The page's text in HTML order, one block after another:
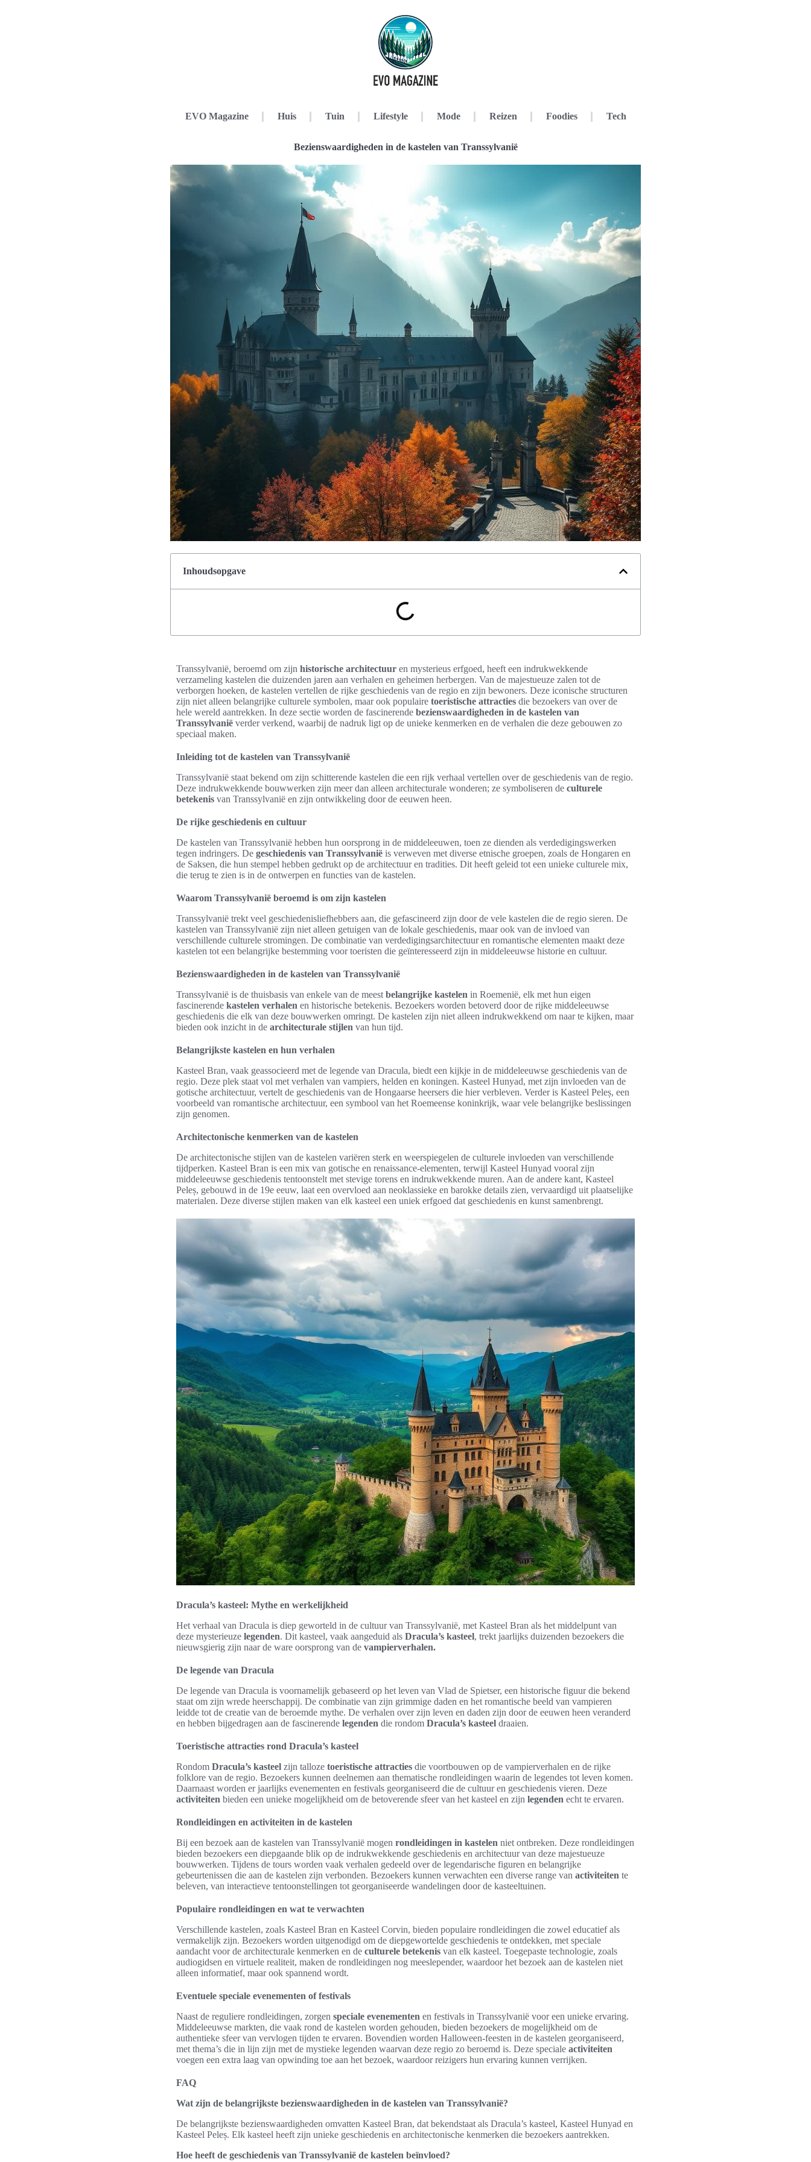
EVO Magazine Huis Tuin Lifestyle Mode Reizen Foodies Tech
Bezienswaardigheden in de kastelen van Transsylvanië
Inhoudsopgave
Transsylvanië, beroemd om zijn historische architectuur en mysterieus erfgoed, heeft een indrukwekkende
verzameling kastelen die duizenden jaren aan verhalen en geheimen herbergen. Van de majestueuze zalen tot de
verborgen hoeken, de kastelen vertellen de rijke geschiedenis van de regio en zijn bewoners. Deze iconische structuren
zijn niet alleen belangrijke culturele symbolen, maar ook populaire toeristische attracties die bezoekers van over de
hele wereld aantrekken. In deze sectie worden de fascinerende bezienswaardigheden in de kastelen van
Transsylvanië verder verkend, waarbij de nadruk ligt op de unieke kenmerken en de verhalen die deze gebouwen zo
speciaal maken.
Inleiding tot de kastelen van Transsylvanië
Transsylvanië staat bekend om zijn schitterende kastelen die een rijk verhaal vertellen over de geschiedenis van de regio.
Deze indrukwekkende bouwwerken zijn meer dan alleen architecturale wonderen; ze symboliseren de culturele
betekenis van Transsylvanië en zijn ontwikkeling door de eeuwen heen.
De rijke geschiedenis en cultuur
De kastelen van Transsylvanië hebben hun oorsprong in de middeleeuwen, toen ze dienden als verdedigingswerken
tegen indringers. De geschiedenis van Transsylvanië is verweven met diverse etnische groepen, zoals de Hongaren en
de Saksen, die hun stempel hebben gedrukt op de architectuur en tradities. Dit heeft geleid tot een unieke culturele mix,
die terug te zien is in de ontwerpen en functies van de kastelen.
Waarom Transsylvanië beroemd is om zijn kastelen
Transsylvanië trekt veel geschiedenisliefhebbers aan, die gefascineerd zijn door de vele kastelen die de regio sieren. De
kastelen van Transsylvanië zijn niet alleen getuigen van de lokale geschiedenis, maar ook van de invloed van
verschillende culturele stromingen. De combinatie van verdedigingsarchitectuur en romantische elementen maakt deze
kastelen tot een belangrijke bestemming voor toeristen die geïnteresseerd zijn in middeleeuwse historie en cultuur.
Bezienswaardigheden in de kastelen van Transsylvanië
Transsylvanië is de thuisbasis van enkele van de meest belangrijke kastelen in Roemenië, elk met hun eigen
fascinerende kastelen verhalen en historische betekenis. Bezoekers worden betoverd door de rijke middeleeuwse
geschiedenis die elk van deze bouwwerken omringt. De kastelen zijn niet alleen indrukwekkend om naar te kijken, maar
bieden ook inzicht in de architecturale stijlen van hun tijd.
Belangrijkste kastelen en hun verhalen
Kasteel Bran, vaak geassocieerd met de legende van Dracula, biedt een kijkje in de middeleeuwse geschiedenis van de
regio. Deze plek staat vol met verhalen van vampiers, helden en koningen. Kasteel Hunyad, met zijn invloeden van de
gotische architectuur, vertelt de geschiedenis van de Hongaarse heersers die hier verbleven. Verder is Kasteel Peleș, een
voorbeeld van romantische architectuur, een symbool van het Roemeense koninkrijk, waar vele belangrijke beslissingen
zijn genomen.
Architectonische kenmerken van de kastelen
De architectonische stijlen van de kastelen variëren sterk en weerspiegelen de culturele invloeden van verschillende
tijdperken. Kasteel Bran is een mix van gotische en renaissance-elementen, terwijl Kasteel Hunyad vooral zijn
middeleeuwse geschiedenis tentoonstelt met stevige torens en indrukwekkende muren. Aan de andere kant, Kasteel
Peleș, gebouwd in de 19e eeuw, laat een overvloed aan neoklassieke en barokke details zien, vervaardigd uit plaatselijke
materialen. Deze diverse stijlen maken van elk kasteel een uniek erfgoed dat geschiedenis en kunst samenbrengt.
Dracula’s kasteel: Mythe en werkelijkheid
Het verhaal van Dracula is diep geworteld in de cultuur van Transsylvanië, met Kasteel Bran als het middelpunt van
deze mysterieuze legenden. Dit kasteel, vaak aangeduid als Dracula’s kasteel, trekt jaarlijks duizenden bezoekers die
nieuwsgierig zijn naar de ware oorsprong van de vampierverhalen.
De legende van Dracula
De legende van Dracula is voornamelijk gebaseerd op het leven van Vlad de Spietser, een historische figuur die bekend
staat om zijn wrede heerschappij. De combinatie van zijn grimmige daden en het romantische beeld van vampieren
leidde tot de creatie van de beroemde mythe. De verhalen over zijn leven en daden zijn door de eeuwen heen veranderd
en hebben bijgedragen aan de fascinerende legenden die rondom Dracula’s kasteel draaien.
Toeristische attracties rond Dracula’s kasteel
Rondom Dracula’s kasteel zijn talloze toeristische attracties die voortbouwen op de vampierverhalen en de rijke
folklore van de regio. Bezoekers kunnen deelnemen aan thematische rondleidingen waarin de legendes tot leven komen.
Daarnaast worden er jaarlijks evenementen en festivals georganiseerd die de cultuur en geschiedenis vieren. Deze
activiteiten bieden een unieke mogelijkheid om de betoverende sfeer van het kasteel en zijn legenden echt te ervaren.
Rondleidingen en activiteiten in de kastelen
Bij een bezoek aan de kastelen van Transsylvanië mogen rondleidingen in kastelen niet ontbreken. Deze rondleidingen
bieden bezoekers een diepgaande blik op de indrukwekkende geschiedenis en architectuur van deze majestueuze
bouwwerken. Tijdens de tours worden vaak verhalen gedeeld over de legendarische figuren en belangrijke
gebeurtenissen die aan de kastelen zijn verbonden. Bezoekers kunnen verwachten een diverse range van activiteiten te
beleven, van interactieve tentoonstellingen tot georganiseerde wandelingen door de kasteeltuinen.
Populaire rondleidingen en wat te verwachten
Verschillende kastelen, zoals Kasteel Bran en Kasteel Corvin, bieden populaire rondleidingen die zowel educatief als
vermakelijk zijn. Bezoekers worden uitgenodigd om de diepgewortelde geschiedenis te ontdekken, met speciale
aandacht voor de architecturale kenmerken en de culturele betekenis van elk kasteel. Toegepaste technologie, zoals
audiogidsen en virtuele realiteit, maken de rondleidingen nog meeslepender, waardoor het bezoek aan de kastelen niet
alleen informatief, maar ook spannend wordt.
Eventuele speciale evenementen of festivals
Naast de reguliere rondleidingen, zorgen speciale evenementen en festivals in Transsylvanië voor een unieke ervaring.
Middeleeuwse markten, die vaak rond de kastelen worden gehouden, bieden bezoekers de mogelijkheid om de
authentieke sfeer van vervlogen tijden te ervaren. Bovendien worden Halloween-feesten in de kastelen georganiseerd,
met thema’s die in lijn zijn met de mystieke legenden waarvan deze regio zo beroemd is. Deze speciale activiteiten
voegen een extra laag van opwinding toe aan het bezoek, waardoor reizigers hun ervaring kunnen verrijken.
FAQ
Wat zijn de belangrijkste bezienswaardigheden in de kastelen van Transsylvanië?
De belangrijkste bezienswaardigheden omvatten Kasteel Bran, dat bekendstaat als Dracula’s kasteel, Kasteel Hunyad en
Kasteel Peleș. Elk kasteel heeft zijn unieke geschiedenis en architectonische kenmerken die bezoekers aantrekken.
Hoe heeft de geschiedenis van Transsylvanië de kastelen beïnvloed?